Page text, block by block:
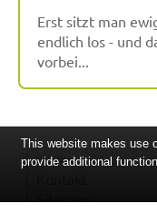
Erst sitzt man
endlich los - und
vorbei...
Home
Sitemap
This website makes use
provide additional